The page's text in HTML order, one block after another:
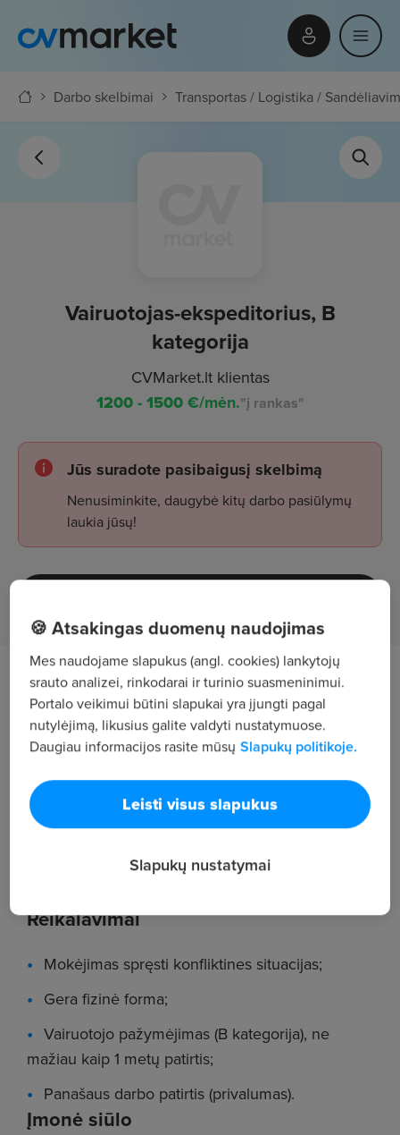
Darbo skelbimai Transportas / Logistika /
Vairuotojas-ekspeditorius, B
kategorija
CVMarket.lt klientas
1200 - 1500€/mėn."į rankas"
Jūs suradote pasibaigusį skelbimą
Nenusiminkite, daugybė kitų darbo pasiūlymų
laukia jūsų!
Darbo aprašymas
Savalaikis paletinių krovinių pristatymas
Klaipėdos m. arba jo apylinkėse;
Kokybiškas, kliento lūkesčius atitinkantis
aptarnavimas;
Reikalavimai
Mokėjimas spręsti konfliktines situacijas;
Gera fizinė forma;
Vairuotojo pažymėjimas (B kategorija), ne
mažiau kaip 1 metų patirtis;
Panašaus darbo patirtis (privalumas).
Įmonė siūlo
🍪 Atsakingas duomenų naudojimas
Mes naudojame slapukus (angl. cookies) lankytojų
srauto analizei, rinkodarai ir turinio suasmeninimui.
Portalo veikimui būtini slapukai yra įjungti pagal
nutylėjimą, likusius galite valdyti nustatymuose.
Daugiau informacijos rasite mūsų Slapukų politikoje.
Leisti visus slapukus
Slapukų nustatymai